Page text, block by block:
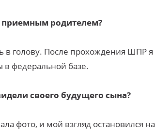
родителем?
в голову. После прохождения ШПР я
в федеральной базе.
своего будущего сына?
фото, и мой взгляд остановился на